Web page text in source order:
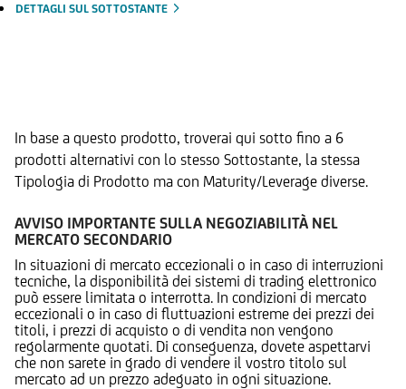
DETTAGLI SUL SOTTOSTANTE
In base a questo prodotto, troverai qui sotto fino a 6
prodotti alternativi con lo stesso Sottostante, la stessa
Tipologia di Prodotto ma con Maturity/Leverage diverse.
AVVISO IMPORTANTE SULLA NEGOZIABILITÀ NEL
MERCATO SECONDARIO
In situazioni di mercato eccezionali o in caso di interruzioni
tecniche, la disponibilità dei sistemi di trading elettronico
può essere limitata o interrotta. In condizioni di mercato
eccezionali o in caso di fluttuazioni estreme dei prezzi dei
titoli, i prezzi di acquisto o di vendita non vengono
regolarmente quotati. Di conseguenza, dovete aspettarvi
che non sarete in grado di vendere il vostro titolo sul
mercato ad un prezzo adeguato in ogni situazione.